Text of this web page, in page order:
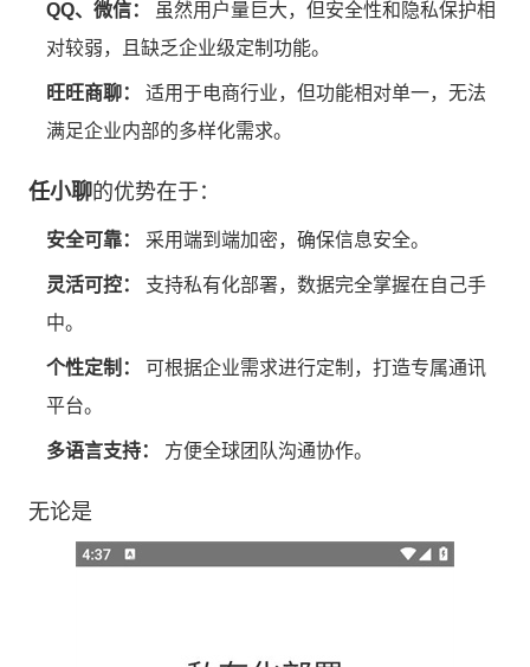
QQ、微信：
虽然用户量巨大，但安全性和隐私保护相
对较弱，且缺乏企业级定制功能。
旺旺商聊：
适用于电商行业，但功能相对单一，无法
满足企业内部的多样化需求。
任小聊的优势在于：
安全可靠： 采用端到端加密，确保信息安全。
灵活可控：
支持私有化部署，数据完全掌握在自己手
中。
个性定制：
可根据企业需求进行定制，打造专属通讯
平台。
多语言支持： 方便全球团队沟通协作。
无论是